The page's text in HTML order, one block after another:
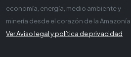
economía, energía, medio ambiente y
minería desde el corazón de la Amazonía
Ver Aviso legal y política de privacidad